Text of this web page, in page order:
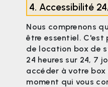
4. Accessibilité
Nous comprenons
être essentiel.
de location box de
24 heures sur 24, 7
accéder à votre
moment qui vous